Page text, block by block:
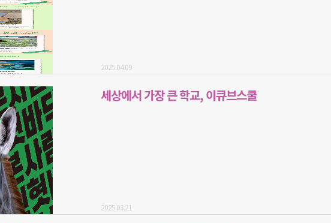
2025.04.09
세상에서 가장 큰 학교, 이큐브스쿨
2025.03.21